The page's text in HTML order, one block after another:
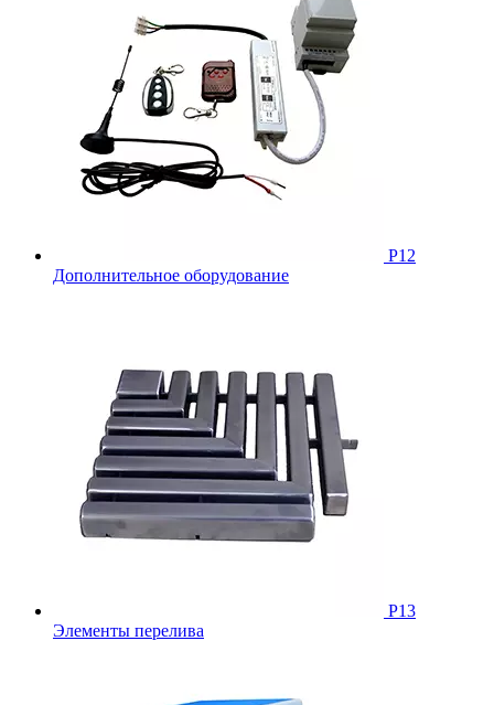
Р12
Дополнительное оборудование
Р13
Элементы перелива